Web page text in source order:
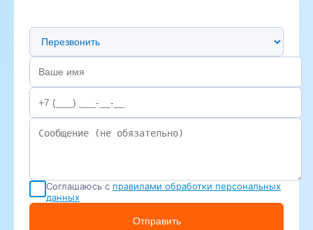
Предпочтительный способ связи
Соглашаюсь с правилами обработки персональных
данных
Отправить